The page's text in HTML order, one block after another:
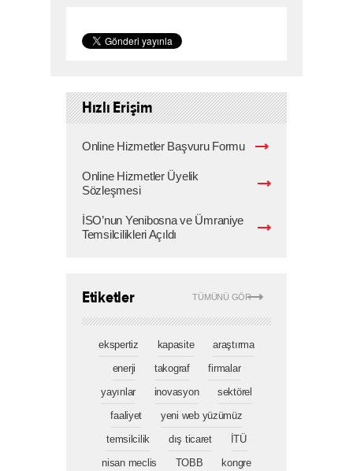
Hızlı Erişim
Online Hizmetler Başvuru Formu
Online Hizmetler Üyelik
Sözleşmesi
İSO’nun Yenibosna ve Ümraniye
Temsilcilikleri Açıldı
TÜMÜNÜ GÖR
Etiketler
ekspertiz kapasite
araştırma
enerji
takograf
firmalar
yayınlar
inovasyon
sektörel
faaliyet
yeni web yüzümüz
temsilcilik
dış ticaret
İTÜ
nisan meclis
TOBB
kongre